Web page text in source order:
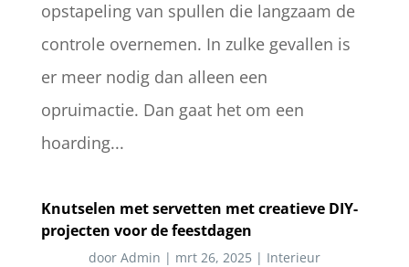
opstapeling van spullen die langzaam de
controle overnemen. In zulke gevallen is
er meer nodig dan alleen een
opruimactie. Dan gaat het om een
hoarding...
Knutselen met servetten met creatieve DIY-
projecten voor de feestdagen
door Admin | mrt 26, 2025 | Interieur